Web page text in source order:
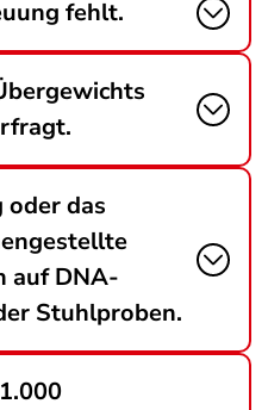
fehlt.
oder das
auf DNA-
Stuhlproben.